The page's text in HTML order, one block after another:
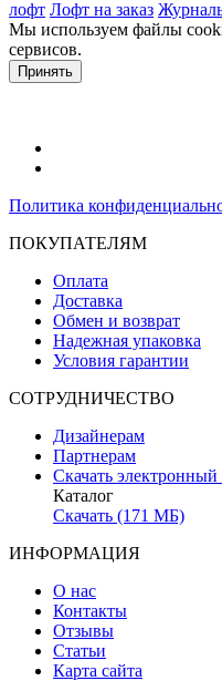
лофт Лофт на заказ
Мы используем файлы
сервисов.
Принять
Политика
ПОКУПАТЕЛЯМ
Оплата
Доставка
Обмен и возврат
Надежная упаковка
Условия гарантии
СОТРУДНИЧЕСТВО
Дизайнерам
Партнерам
Скачать электронный
Каталог
Скачать (171 МБ)
ИНФОРМАЦИЯ
О нас
Контакты
Отзывы
Статьи
Карта сайта